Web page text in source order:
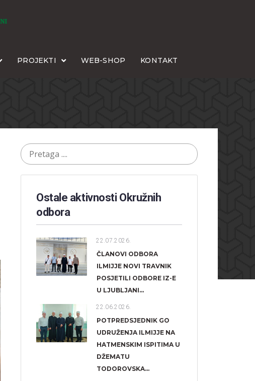
PROJEKTI WEB-SHOP KONTAKT
Ostale aktivnosti Okružnih
odbora​
22.07.2026.
ČLANOVI ODBORA
ILMIJJE NOVI TRAVNIK
POSJETILI ODBORE IZ-E
U LJUBLJANI...
22.06.2026.
POTPREDSJEDNIK GO
UDRUŽENJA ILMIJJE NA
HATMENSKIM ISPITIMA U
DŽEMATU
TODOROVSKA...